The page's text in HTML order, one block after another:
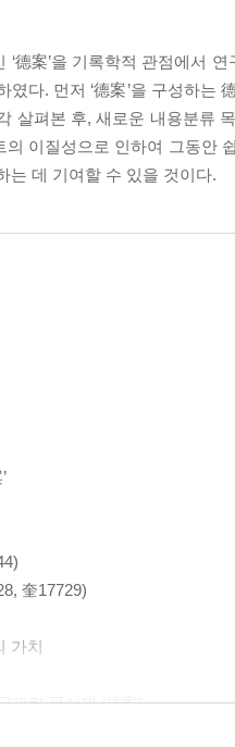
‘德案’을 기록학적 관점에서
였다. 먼저 ‘德案’을 구성하
살펴본 후, 새로운 내용분류
이질성으로 인하여 그동안
는 데 기여할 수 있을 것이다.
奎17729)
가치
련 문서와 ‘德案’